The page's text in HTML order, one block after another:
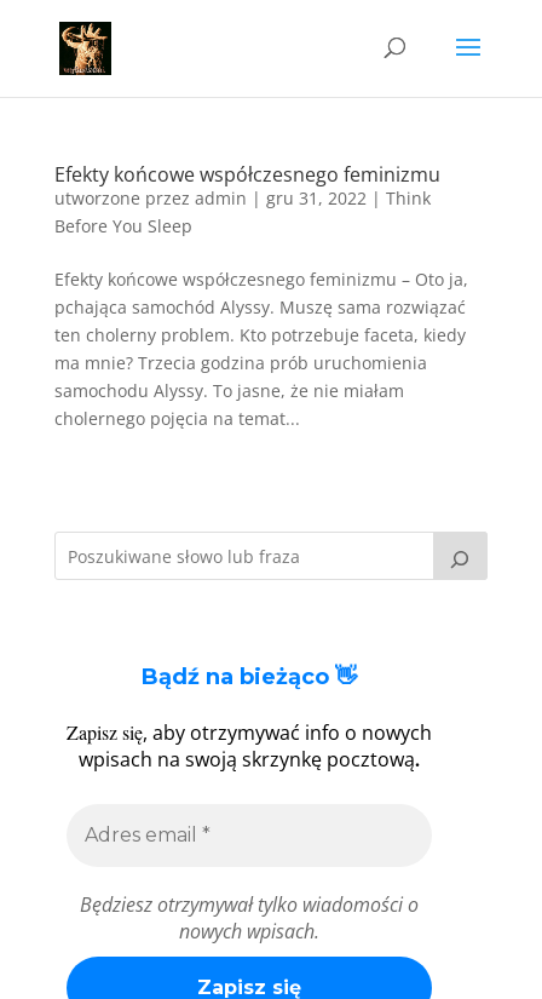
Efekty końcowe współczesnego feminizmu
utworzone przez admin | gru 31, 2022| Think
Before You Sleep
Efekty końcowe współczesnego feminizmu – Oto ja,
pchająca samochód Alyssy. Muszę sama rozwiązać
ten cholerny problem. Kto potrzebuje faceta, kiedy
ma mnie? Trzecia godzina prób uruchomienia
samochodu Alyssy. To jasne, że nie miałam
cholernego pojęcia na temat...
Bądź na bieżąco 👋
Zapisz się, aby otrzymywać info o nowych
wpisach na swoją skrzynkę pocztową.
Będziesz otrzymywał tylko wiadomości o
nowych wpisach.